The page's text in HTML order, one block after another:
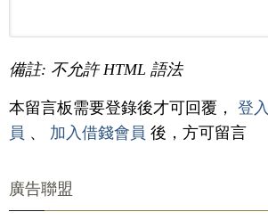
備註: 不允許 HTML 語法
本留言板需要登錄後才可回覆， 登入
員 、 加入借錢會員 後，方可留言
廣告聯盟